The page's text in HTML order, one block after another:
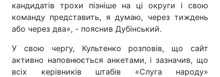
кандидатів трохи пізніше на ці округи і свою
команду представить, я думаю, через тиждень
або через два», - пояснив Дубінський.
У свою чергу, Культенко розповів, що сайт
активно наповнюється анкетами, і зазначив, що
всіх керівників штабів «Слуга народу»